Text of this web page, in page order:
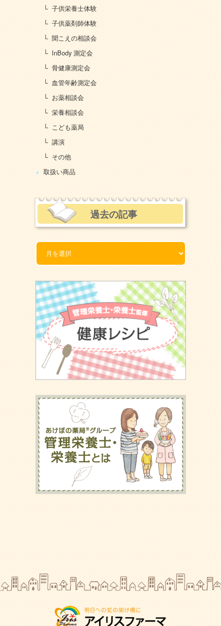
子供栄養士体験
子供薬剤師体験
聞こえの相談会
InBody 測定会
骨健康測定会
血管年齢測定会
お薬相談会
栄養相談会
こども薬局
講演
その他
取扱い商品
過去の記事